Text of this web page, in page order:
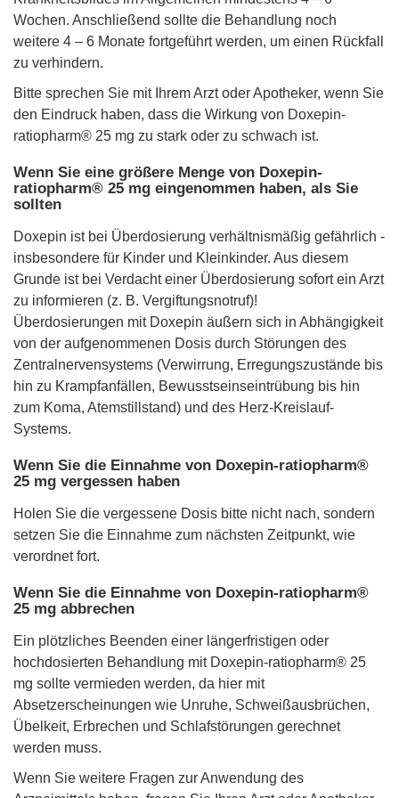
Wochen. Anschließend sollte die Behandlung noch
weitere 4 – 6 Monate fortgeführt werden, um einen Rückfall
zu verhindern.
Bitte sprechen Sie mit Ihrem Arzt oder Apotheker, wenn Sie
den Eindruck haben, dass die Wirkung von Doxepin-
ratiopharm® 25 mg zu stark oder zu schwach ist.
Wenn Sie eine größere Menge von Doxepin-
ratiopharm® 25 mg eingenommen haben, als Sie
sollten
Doxepin ist bei Überdosierung verhältnismäßig gefährlich -
insbesondere für Kinder und Kleinkinder. Aus diesem
Grunde ist bei Verdacht einer Überdosierung sofort ein Arzt
zu informieren (z. B. Vergiftungsnotruf)!
Überdosierungen mit Doxepin äußern sich in Abhängigkeit
von der aufgenommenen Dosis durch Störungen des
Zentralnervensystems (Verwirrung, Erregungszustände bis
hin zu Krampfanfällen, Bewusstseinseintrübung bis hin
zum Koma, Atemstillstand) und des Herz-Kreislauf-
Systems.
Wenn Sie die Einnahme von Doxepin-ratiopharm®
25 mg vergessen haben
Holen Sie die vergessene Dosis bitte nicht nach, sondern
setzen Sie die Einnahme zum nächsten Zeitpunkt, wie
verordnet fort.
Wenn Sie die Einnahme von Doxepin-ratiopharm®
25 mg abbrechen
Ein plötzliches Beenden einer längerfristigen oder
hochdosierten Behandlung mit Doxepin-ratiopharm® 25
mg sollte vermieden werden, da hier mit
Absetzerscheinungen wie Unruhe, Schweißausbrüchen,
Übelkeit, Erbrechen und Schlafstörungen gerechnet
werden muss.
Wenn Sie weitere Fragen zur Anwendung des